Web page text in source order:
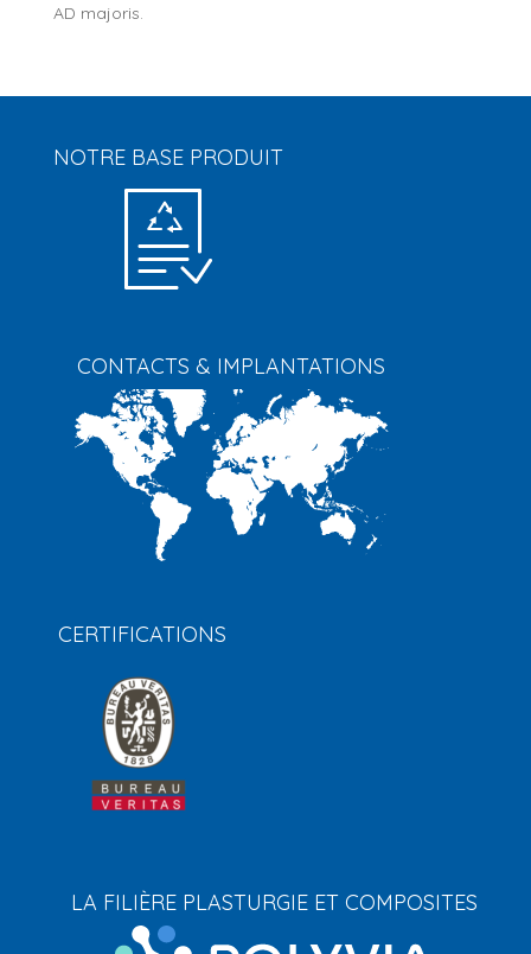
AD majoris.
NOTRE BASE PRODUIT
CONTACTS & IMPLANTATIONS
CERTIFICATIONS
LA FILIÈRE PLASTURGIE ET COMPOSITES